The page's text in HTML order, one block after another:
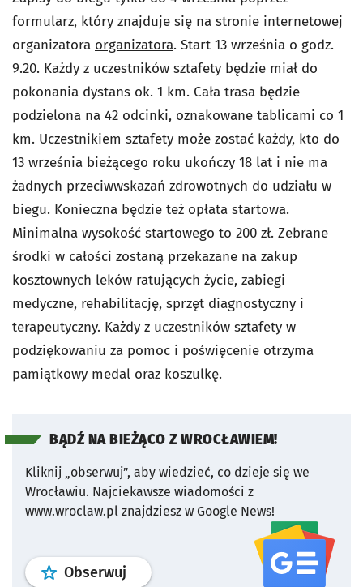
formularz, który znajduje się na stronie internetowej
organizatora organizatora. Start 13 września o godz.
9.20. Każdy z uczestników sztafety będzie miał do
pokonania dystans ok. 1 km. Cała trasa będzie
podzielona na 42 odcinki, oznakowane tablicami co 1
km. Uczestnikiem sztafety może zostać każdy, kto do
13 września bieżącego roku ukończy 18 lat i nie ma
żadnych przeciwwskazań zdrowotnych do udziału w
biegu. Konieczna będzie też opłata startowa.
Minimalna wysokość startowego to 200 zł. Zebrane
środki w całości zostaną przekazane na zakup
kosztownych leków ratujących życie, zabiegi
medyczne, rehabilitację, sprzęt diagnostyczny i
terapeutyczny. Każdy z uczestników sztafety w
podziękowaniu za pomoc i poświęcenie otrzyma
pamiątkowy medal oraz koszulkę.
BĄDŹ NA BIEŻĄCO Z WROCŁAWIEM!
Kliknij „obserwuj”, aby wiedzieć, co dzieje się we
Wrocławiu. Najciekawsze wiadomości z
www.wroclaw.pl znajdziesz w Google News!
Obserwuj profil serwisu